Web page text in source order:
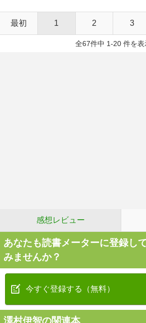
最初 1 2 3
全67件中 1-20 件を表
感想レビュー
あなたも読書メーターに登録し
みませんか？
今すぐ登録する（無料）
澤村伊智の関連本